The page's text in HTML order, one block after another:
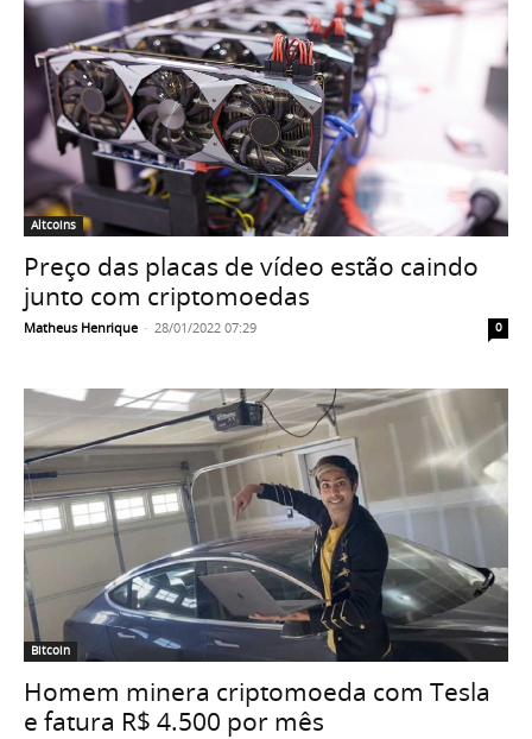
Altcoins
Preço das placas de vídeo estão caindo
junto com criptomoedas
Matheus Henrique - 28/01/2022 07:29 0
Bitcoin
Homem minera criptomoeda com Tesla
e fatura R$ 4.500 por mês